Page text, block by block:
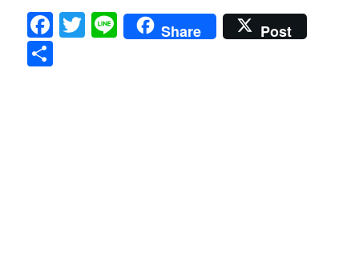
Facebook
Twitter
LineShare Post